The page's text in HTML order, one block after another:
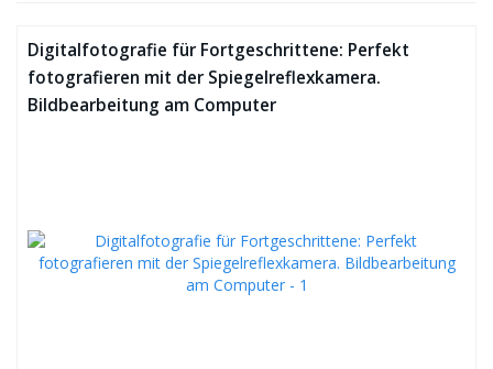
Digitalfotografie für Fortgeschrittene: Perfekt
fotografieren mit der Spiegelreflexkamera.
Bildbearbeitung am Computer